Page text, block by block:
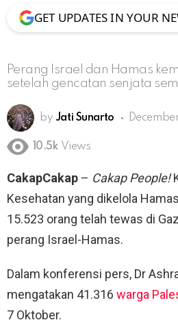
GET UPDATES IN YOUR
Perang Israel dan Hamas
setelah gencatan senjata
by Jati Sunarto
10.5k Views
CakapCakap – Cakap People!
Kesehatan yang dikelola
15.523 orang telah tewas di
perang Israel-Hamas.
Dalam konferensi pers, Dr
mengatakan 41.316 warga
7 Oktober.